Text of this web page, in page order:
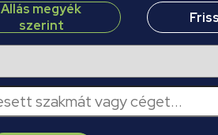
Állás megyék
szerint